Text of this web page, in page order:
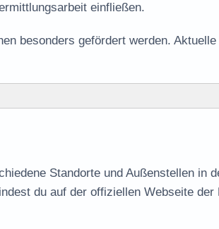
einfließen.
besonders gefördert werden. Aktuelle
Standorte und Außenstellen in
du auf der offiziellen Webseite der